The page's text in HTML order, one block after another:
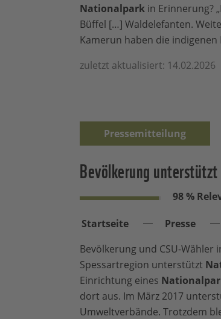
Nationalpark in Erinnerung?
Büffel […] Waldelefanten.
Kamerun haben die
zuletzt aktualisiert: 14.02.2026
Pressemitteilung
Bevölkerung
98 %
Startseite Presse
Bevölkerung und CSU-
Spessartregion unterstützt
Einrichtung eines
dort aus. Im März 2017
Umweltverbände. Trotzdem